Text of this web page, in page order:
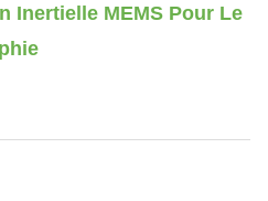
Inertielle MEMS Pour Le